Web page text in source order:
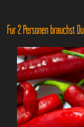
Für 2 Personen brauchst Du